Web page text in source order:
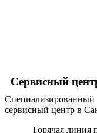
ip
Сервисный
Специализированный
сервисный центр в
Горячая линия